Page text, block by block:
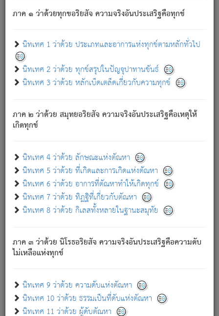
ภาค ๑ ว่าด้วยทุกขอริยสัจ ความจริงอันประเสริฐคือทุกข์
นิทเทศ 1 ว่าด้วย ประเภทและอาการแห่งทุกข์ตามหลักทั่วไป
นิทเทศ 2 ว่าด้วย ทุกข์สรุปในปัญจุปาทานขันธ์
นิทเทศ 3 ว่าด้วย หลักเบ็ดเตล็ดเกี่ยวกับความทุกข์
ภาค ๒ ว่าด้วย สมุทยอริยสัจ ความจริงอันประเสริฐคือเหตุให้
เกิดทุกข์
นิทเทศ 4 ว่าด้วย ลักษณะแห่งตัณหา
นิทเทศ 5 ว่าด้วย ที่เกิดและการเกิดแห่งตัณหา
นิทเทศ 6 ว่าด้วย อาการที่ตัณหาทำให้เกิดทุกข์
นิทเทศ 7 ว่าด้วย ทิฏฐิที่เกี่ยวกับตัณหา
นิทเทศ 8 ว่าด้วย กิเลสทั้งหลายในฐานะสมุทัย
ภาค ๓ ว่าด้วย นิโรธอริยสัจ ความจริงอันประเสริฐคือความดับ
ไม่เหลือแห่งทุกข์
นิทเทศ 9 ว่าด้วย ความดับแห่งตัณหา
นิทเทศ 10 ว่าด้วย ธรรมเป็นที่ดับแห่งตัณหา
นิทเทศ 11 ว่าด้วย ผู้ดับตัณหา
ภพ ว่ามีได้เพราะวิภพ[2]: เรากล่าวว่า สมณะหรือพราหมณ์ทั้ง
ปวงนั้น ก็ยังสลัดภพออกไปไม่ได้.
ก็ทุกข์นี้มีขึ้น เพราะอาศัยซึ่งอุปธิทั้งปวง.
เพราะความสิ้นไปแห่งอุปาทานทั้งปวง ความเกิดขึ้นแห่ง
ทุกข์จึงไม่มี.
ท่านจงดูโลกนี้เถิด (จะเห็นว่า) สัตว์ทั้งหลายอันอวิชาหนา
แน่นบังหนาแล้ว; และว่า สัตว์ผู้ยินดีในภพอันเป็นแล้วนั้น ย่อม
อันเป็นไปในที่หรือเวลาทั้งปวง[3]เพื่อความมีแห่งประโยชน์โดย
ประการทั้งปวง; ภพทั้งหลายทั้งหมดนั้น ไม่เที่ยง เป็นทุกข์ มี
ความแปรปรวนเป็นธรรมดา.
อย่างนี้อยู่; เขาย่อมละภวตัณหาได้ และไม่เพลิดเพลินวิภวตัณหา
ด้วย.
ความดับเพราะความสำรอกไม่เหลือ (แห่งภพทั้งหลาย)
เพราะความสิ้นไปแห่งตัณหาโดยประการทั้งปวง นั้นคือ
นิพพาน.
ภพใหม่ย่อมไม่มีแก่ภิกษุนั้น ผู้ดับเย็นสนิทแล้ว เพราะไม่มี
ภิกษุนั้น เป็นผู้ครอบงำมารได้แล้ว ชนะสงครามแล้ว ก้าวล่วง
ภพทั้งหลายทั้งปวงได้แล้ว เป็นผู้คงที่ (คือไม่เปลี่ยนแปลงอีกต่อ
- อุ.ขุ. ๒๕/๑๒๑/๘๔.
(ข้อความนี้ เป็นพระพุทธอุทานที่ทรงเปล่งออก ที่โคนต้นโพธิ์
เป็นที่ตรัสรู้ เมื่อตรัสรู้แล้วได้ 7 วัน)